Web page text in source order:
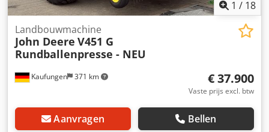
1 / 18
Kaufungen 371 km
Landbouwmachine
John Deere V451 G
Rundballenpresse - NEU
€ 37.900
Vaste prijs excl. btw
Aanvragen Bellen